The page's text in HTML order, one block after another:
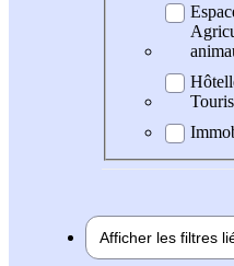
Afficher les filtres